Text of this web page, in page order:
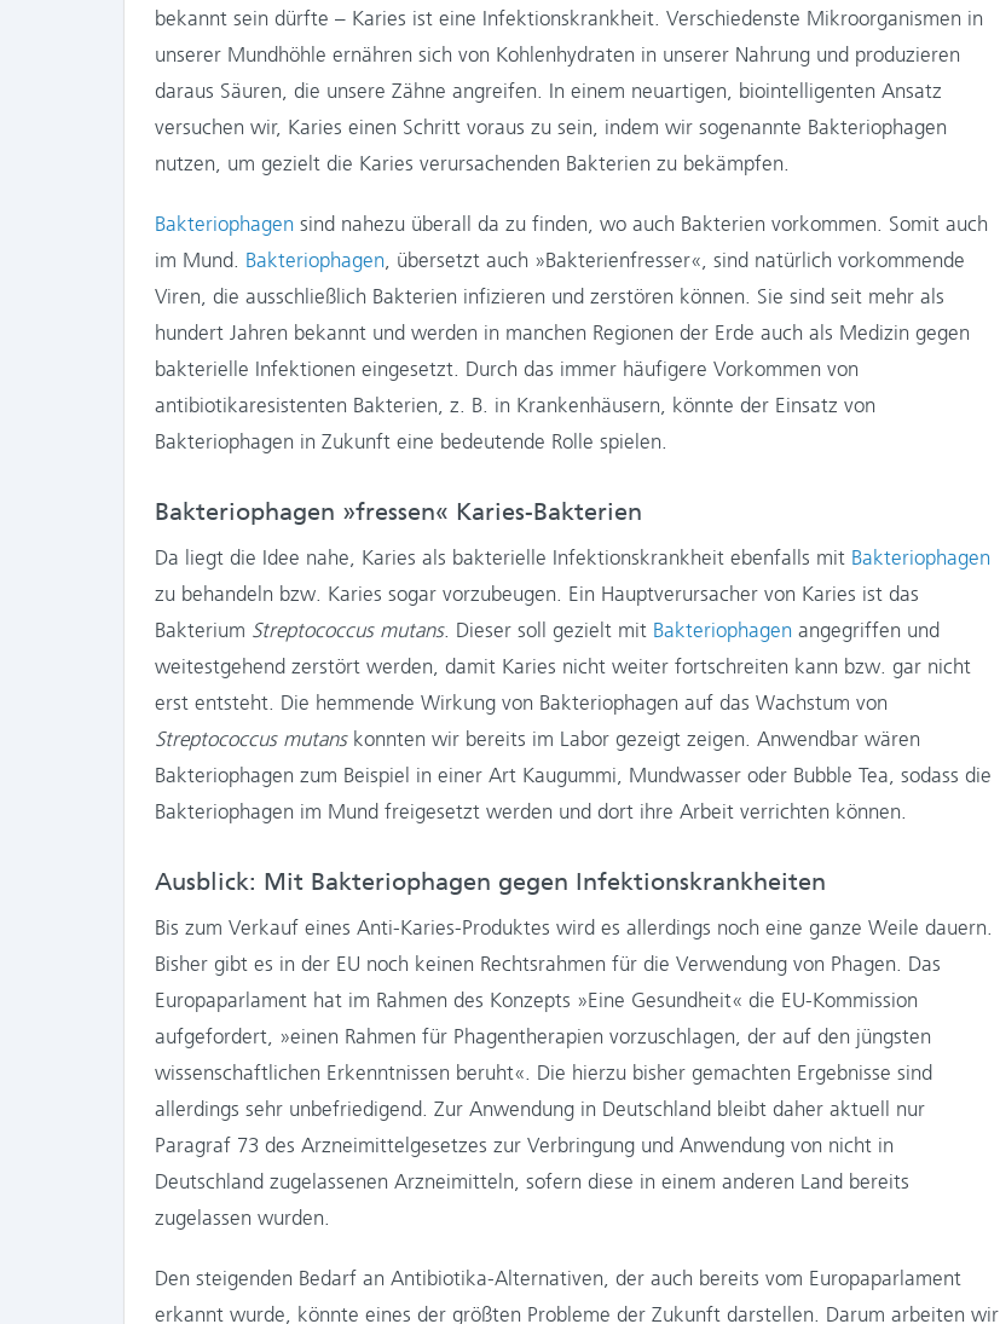
bekannt sein dürfte – Karies ist eine Infektionskrankheit. Verschiedenste Mikroorganismen in
unserer Mundhöhle ernähren sich von Kohlenhydraten in unserer Nahrung und produzieren
daraus Säuren, die unsere Zähne angreifen. In einem neuartigen, biointelligenten Ansatz
versuchen wir, Karies einen Schritt voraus zu sein, indem wir sogenannte Bakteriophagen
nutzen, um gezielt die Karies verursachenden Bakterien zu bekämpfen.
Bakteriophagen sind nahezu überall da zu finden, wo auch Bakterien vorkommen. Somit auch
im Mund. Bakteriophagen, übersetzt auch »Bakterienfresser«, sind natürlich vorkommende
Viren, die ausschließlich Bakterien infizieren und zerstören können. Sie sind seit mehr als
hundert Jahren bekannt und werden in manchen Regionen der Erde auch als Medizin gegen
bakterielle Infektionen eingesetzt. Durch das immer häufigere Vorkommen von
antibiotikaresistenten Bakterien, z. B. in Krankenhäusern, könnte der Einsatz von
Bakteriophagen in Zukunft eine bedeutende Rolle spielen.
Bakteriophagen »fressen« Karies-Bakterien
Da liegt die Idee nahe, Karies als bakterielle Infektionskrankheit ebenfalls mit Bakteriophagen
zu behandeln bzw. Karies sogar vorzubeugen. Ein Hauptverursacher von Karies ist das
Bakterium Streptococcus mutans. Dieser soll gezielt mit Bakteriophagen angegriffen und
weitestgehend zerstört werden, damit Karies nicht weiter fortschreiten kann bzw. gar nicht
erst entsteht. Die hemmende Wirkung von Bakteriophagen auf das Wachstum von
Streptococcus mutanskonnten wir bereits im Labor gezeigt zeigen. Anwendbar wären
Bakteriophagen zum Beispiel in einer Art Kaugummi, Mundwasser oder Bubble Tea, sodass die
Bakteriophagen im Mund freigesetzt werden und dort ihre Arbeit verrichten können.
Ausblick: Mit Bakteriophagen gegen Infektionskrankheiten
Bis zum Verkauf eines Anti-Karies-Produktes wird es allerdings noch eine ganze Weile dauern.
Bisher gibt es in der EU noch keinen Rechtsrahmen für die Verwendung von Phagen. Das
Europaparlament hat im Rahmen des Konzepts »Eine Gesundheit« die EU-Kommission
aufgefordert, »einen Rahmen für Phagentherapien vorzuschlagen, der auf den jüngsten
wissenschaftlichen Erkenntnissen beruht«. Die hierzu bisher gemachten Ergebnisse sind
allerdings sehr unbefriedigend. Zur Anwendung in Deutschland bleibt daher aktuell nur
Paragraf 73 des Arzneimittelgesetzes zur Verbringung und Anwendung von nicht in
Deutschland zugelassenen Arzneimitteln, sofern diese in einem anderen Land bereits
zugelassen wurden.
Den steigenden Bedarf an Antibiotika-Alternativen, der auch bereits vom Europaparlament
erkannt wurde, könnte eines der größten Probleme der Zukunft darstellen. Darum arbeiten wir